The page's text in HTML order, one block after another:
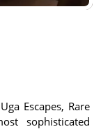
Escapes, Rare
sophisticated